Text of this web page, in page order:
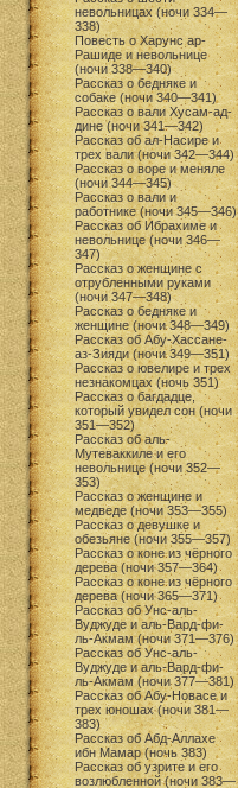
невольницах (ночи 334—
338)
Повесть о Харунс ар-
Рашиде и невольнице
(ночи 338—340)
Рассказ о бедняке и
собаке (ночи 340—341)
Рассказ о вали Хусам-ад-
дине (ночи 341—342)
Рассказ об ал-Насире и
трех вали (ночи 342—344)
Рассказ о воре и меняле
(ночи 344—345)
Рассказ о вали и
работнике (ночи 345—346)
Рассказ об Ибрахиме и
невольнице (ночи 346—
347)
Рассказ о женщине с
отрубленными руками
(ночи 347—348)
Рассказ о бедняке и
женщине (ночи 348—349)
Рассказ об Абу-Хассане-
аз-Зияди (ночи 349—351)
Рассказ о ювелире и трех
незнакомцах (ночь 351)
Рассказ о багдадце,
который увидел сон (ночи
351—352)
Рассказ об аль-
Мутеваккиле и его
невольнице (ночи 352—
353)
Рассказ о женщине и
медведе (ночи 353—355)
Рассказ о девушке и
обезьяне (ночи 355—357)
Рассказ о коне из чёрного
дерева (ночи 357—364)
Рассказ о коне из чёрного
дерева (ночи 365—371)
Рассказ об Унс-аль-
Вуджуде и аль-Вард-фи-
ль-Акмам (ночи 371—376)
Рассказ об Унс-аль-
Вуджуде и аль-Вард-фи-
ль-Акмам (ночи 377—381)
Рассказ об Абу-Новасе и
трех юношах (ночи 381—
383)
Рассказ об Абд-Аллахе
ибн Мамар (ночь 383)
Рассказ об узрите и его
возлюбленной (ночи 383—